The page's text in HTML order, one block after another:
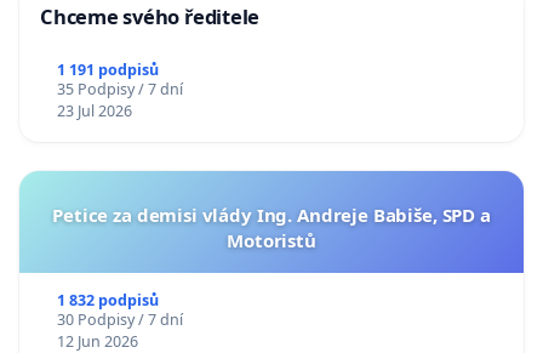
Chceme svého ředitele
1 191 podpisů
35 Podpisy / 7 dní
23 Jul 2026
Petice za demisi vlády Ing. Andreje Babiše, SPD a
Motoristů
1 832 podpisů
30 Podpisy / 7 dní
12 Jun 2026